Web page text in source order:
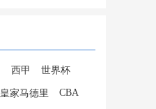
西甲 世界杯
皇家马德里 CBA